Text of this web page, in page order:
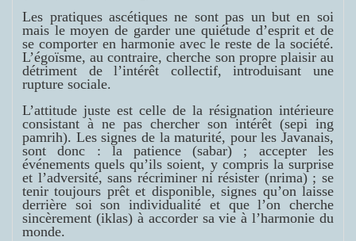
Les pratiques ascétiques ne sont pas un but en soi
mais le moyen de garder une quiétude d’esprit et de
se comporter en harmonie avec le reste de la société.
L’égoïsme, au contraire, cherche son propre plaisir au
détriment de l’intérêt collectif, introduisant une
rupture sociale.
L’attitude juste est celle de la résignation intérieure
consistant à ne pas chercher son intérêt (sepi ing
pamrih). Les signes de la maturité, pour les Javanais,
sont donc : la patience (sabar) ; accepter les
événements quels qu’ils soient, y compris la surprise
et l’adversité, sans récriminer ni résister (nrima) ; se
tenir toujours prêt et disponible, signes qu’on laisse
derrière soi son individualité et que l’on cherche
sincèrement (iklas) à accorder sa vie à l’harmonie du
monde.